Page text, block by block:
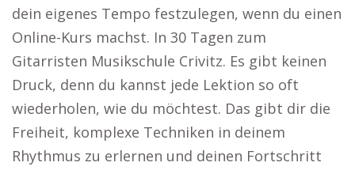
dein eigenes Tempo festzulegen, wenn du einen
Online-Kurs machst. In 30 Tagen zum
Gitarristen Musikschule Crivitz. Es gibt keinen
Druck, denn du kannst jede Lektion so oft
wiederholen, wie du möchtest. Das gibt dir die
Freiheit, komplexe Techniken in deinem
Rhythmus zu erlernen und deinen Fortschritt